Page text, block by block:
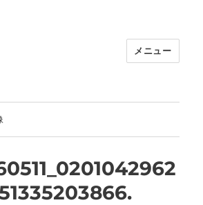
/今泉/薬院の美容室｜moi
人の本気ケアサロン｜オ
イト｜福岡天神エリアで
夜24時まで営業｜天然
ナ｜湯シャン｜
メニュー